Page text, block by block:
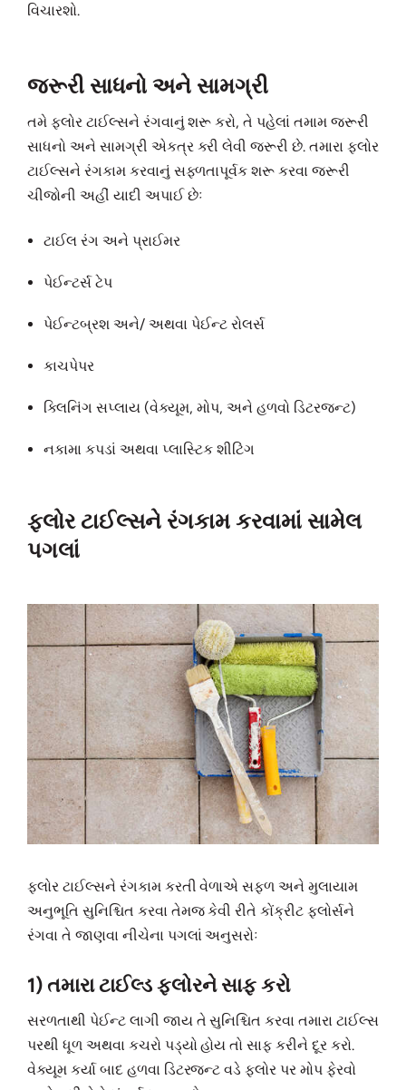
વિચારશો.
જરૂરી સાધનો અને સામગ્રી
તમે ફ્લોર ટાઈલ્સને રંગવાનું શરૂ કરો, તે પહેલાં તમામ જરૂરી
સાધનો અને સામગ્રી એકત્ર કરી લેવી જરૂરી છે. તમારા ફ્લોર
ટાઈલ્સને રંગકામ કરવાનું સફળતાપૂર્વક શરૂ કરવા જરૂરી
ચીજોની અહીં યાદી અપાઈ છેઃ
ટાઈલ રંગ અને પ્રાઈમર
પેઈન્ટર્સ ટેપ
પેઈન્ટબ્રશ અને/ અથવા પેઈન્ટ રોલર્સ
કાચપેપર
ક્લિનિંગ સપ્લાય (વેક્યૂમ, મોપ, અને હળવો ડિટરજન્ટ)
નકામા કપડાં અથવા પ્લાસ્ટિક શીટિંગ
ફ્લોર ટાઈલ્સને રંગકામ કરવામાં સામેલ
પગલાં
ફ્લોર ટાઈલ્સને રંગકામ કરતી વેળાએ સફળ અને મુલાયામ
અનુભૂતિ સુનિશ્ચિત કરવા તેમજ કેવી રીતે કોંક્રીટ ફ્લોર્સને
રંગવા તે જાણવા નીચેના પગલાં અનુસરોઃ
1) તમારા ટાઈલ્ડ ફ્લોરને સાફ કરો
સરળતાથી પેઈન્ટ લાગી જાય તે સુનિશ્ચિત કરવા તમારા ટાઈલ્સ
પરથી ધૂળ અથવા કચરો પડ્યો હોય તો સાફ કરીને દૂર કરો.
વેક્યૂમ કર્યા બાદ હળવા ડિટરજન્ટ વડે ફ્લોર પર મોપ ફેરવો